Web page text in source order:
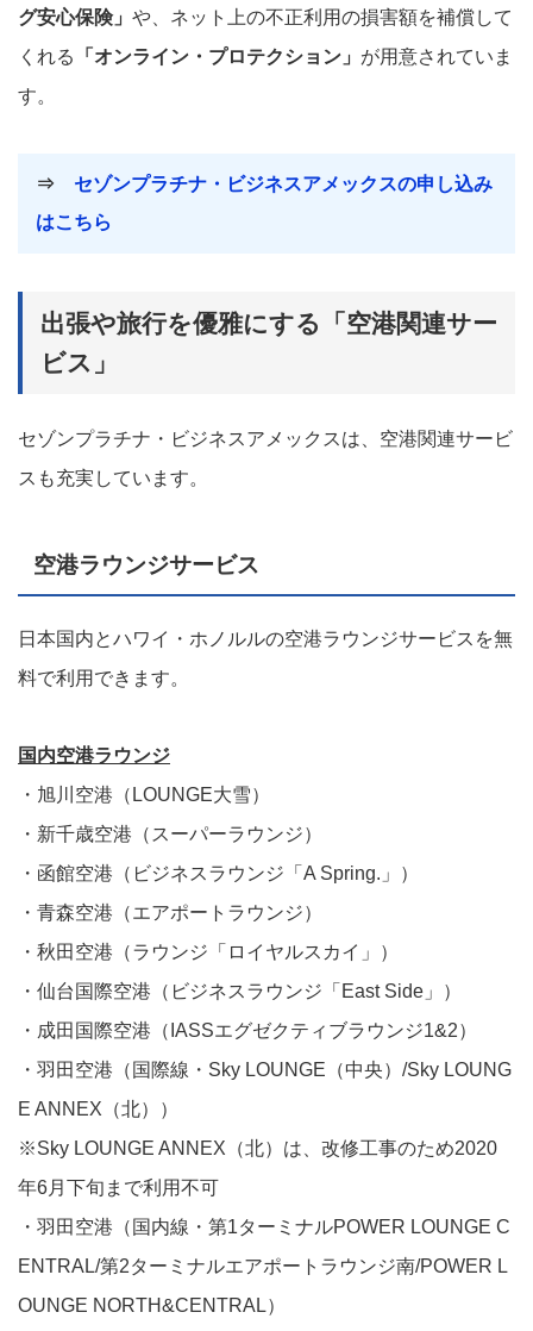
グ安心保険」 や、ネット上の不正利用の損害額を補償して
くれる
「オンライン・プロテクション」 が用意されていま
す。
⇒ セゾンプラチナ・ビジネスアメックスの申し込み
はこちら
出張や旅行を優雅にする「空港関連サー
ビス」
セゾンプラチナ・ビジネスアメックスは、空港関連サービ
スも充実しています。
空港ラウンジサービス
日本国内とハワイ・ホノルルの空港ラウンジサービスを無
料で利用できます。
国内空港ラウンジ
・旭川空港（LOUNGE大雪）
・新千歳空港（スーパーラウンジ）
・函館空港（ビジネスラウンジ「A Spring.」）
・青森空港（エアポートラウンジ）
・秋田空港（ラウンジ「ロイヤルスカイ」）
・仙台国際空港（ビジネスラウンジ「East Side」）
・成田国際空港（IASSエグゼクティブラウンジ1&2）
・羽田空港（国際線・Sky LOUNGE（中央）/Sky LOUNG
E ANNEX（北））
※Sky LOUNGE ANNEX（北）は、改修工事のため2020
年6月下旬まで利用不可
・羽田空港（国内線・第1ターミナルPOWER LOUNGE C
ENTRAL/第2ターミナルエアポートラウンジ南/POWER L
OUNGE NORTH&CENTRAL）